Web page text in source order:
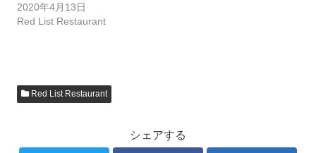
2020年4月13日
Red List Restaurant
Red List Restaurant
シェアする